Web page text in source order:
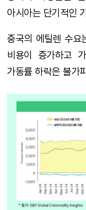
아시아는 단기적인
중국의 에틸렌 수요
비용이 증가하고
가동률 하락은 불가